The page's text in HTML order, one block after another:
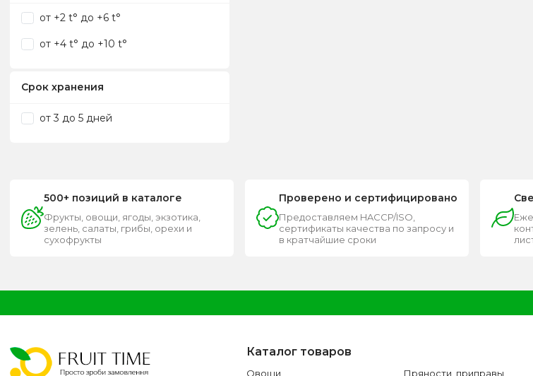
от +2 t° до +6 t°
от +4 t° до +10 t°
Срок хранения
от 3 до 5 дней
500+ позиций в каталоге
Фрукты, овощи, ягоды, экзотика,
зелень, салаты, грибы, орехи и
сухофрукты
Проверено и сертифицировано
Предоставляем HACCP/ISO,
сертификаты качества по запросу и
в кратчайшие сроки
Каталог товаров
Овощи Пряности, приправы